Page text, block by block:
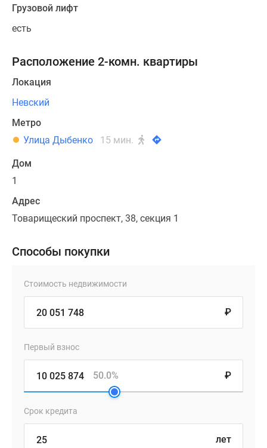
Грузовой лифт
есть
Расположение 2-комн. квартиры
Локация
Невский
Метро
Улица Дыбенко
15 мин.
Дом
1
Адрес
Товарищеский проспект, 38, секция 1
Способы покупки
Стоимость недвижимости
₽
Первый взнос
₽
50.0%
Срок кредита
лет